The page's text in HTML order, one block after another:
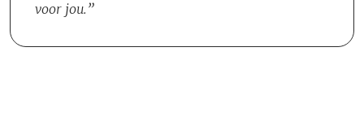
voor jou.